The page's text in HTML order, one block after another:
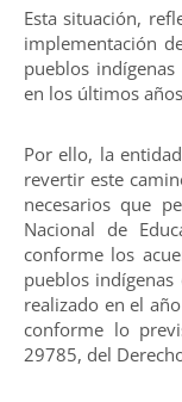
Esta situación,
implementación
pueblos
en los últimos
Por ello, la
revertir este
necesarios que
Nacional de
conforme los
pueblos
realizado en el
conforme lo
29785, del